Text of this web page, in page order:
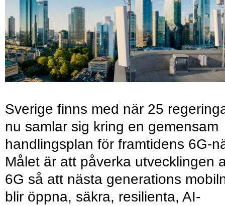
Sverige finns med när 25
nu samlar sig kring en gemensam
handlingsplan för framtidens 6G-
Målet är att påverka utvecklingen
6G så att nästa generations
blir öppna, säkra, resilienta, AI-